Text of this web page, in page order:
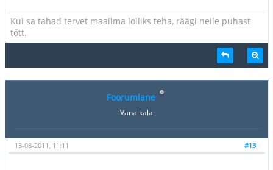
Kui sa tahad tervet maailma lolliks teha, räägi neile puhast
tõtt.
Foorumlane
Vana kala
#13
13-08-2011, 11:11